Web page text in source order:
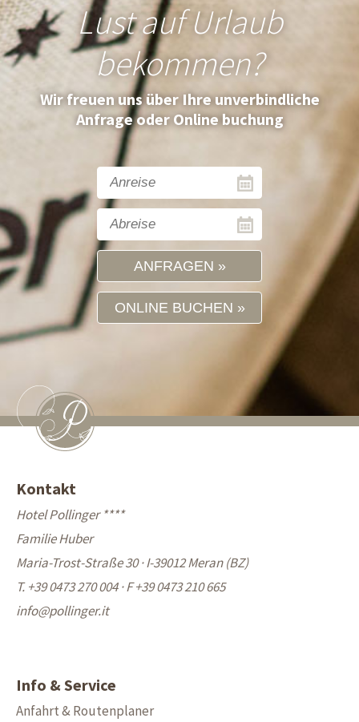
Lust auf Urlaub
bekommen?
Wir freuen uns über Ihre unverbindliche
Anfrage oder Online buchung
ANFRAGEN
ONLINE BUCHEN
Kontakt
Hotel Pollinger ****
Familie Huber
Maria-Trost-Straße 30 · I-39012 Meran (BZ)
T. +39 0473 270 004·F +39 0473 210 665
info@pollinger.it
Info & Service
Anfahrt & Routenplaner